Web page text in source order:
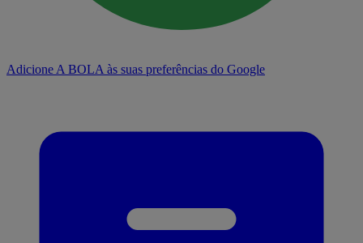
Adicione A BOLA às suas preferências do Google